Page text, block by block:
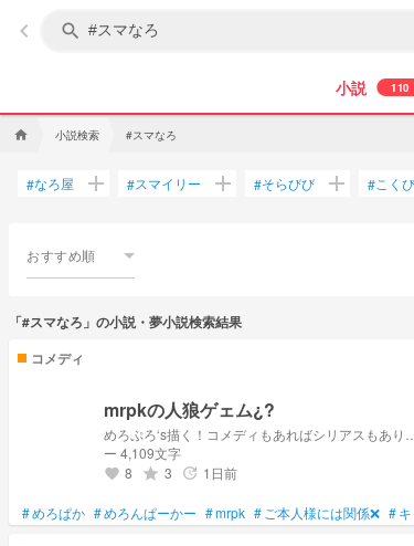
keyboard_arrow_left search
小説 110
home 小説検索 #スマなろ
#なろ屋 add #スマイリー add #そらびび add #こく
おすすめ順
「#スマなろ」の小説・夢小説検索結果
コメディ
mrpkの人狼ゲェム¿?
めろぷろ‘s描く！コメディもあればシリアスもあり…
ー 4,109文字
favorite 8 grade 3 update 1日前
#めろぱか #めろんぱーかー #mrpk # ご本人様には関係❌ #